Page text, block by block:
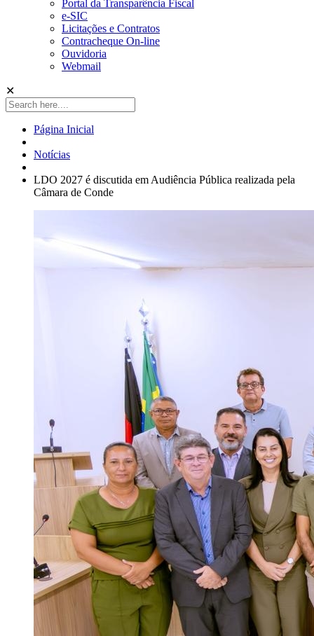
Portal da Transparência Fiscal
e-SIC
Licitações e Contratos
Contracheque On-line
Ouvidoria
Webmail
✕
Página Inicial
Notícias
LDO 2027 é discutida em Audiência Pública realizada pela
Câmara de Conde